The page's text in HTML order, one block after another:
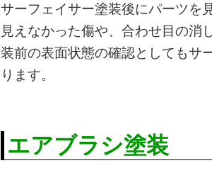
サーフェイサー塗装後にパーツを
見えなかった傷や、合わせ目の消
装前の表面状態の確認としてもサ
ります。
エアブラシ塗装